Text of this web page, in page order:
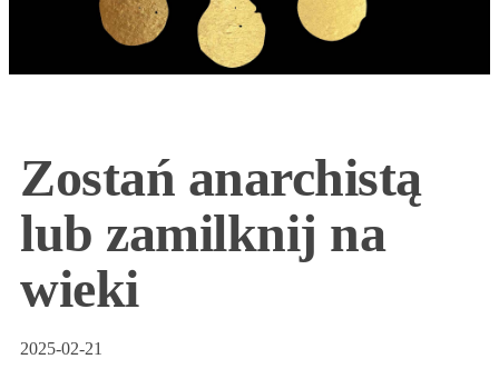
Zostań anarchistą
lub zamilknij na
wieki
2025-02-21